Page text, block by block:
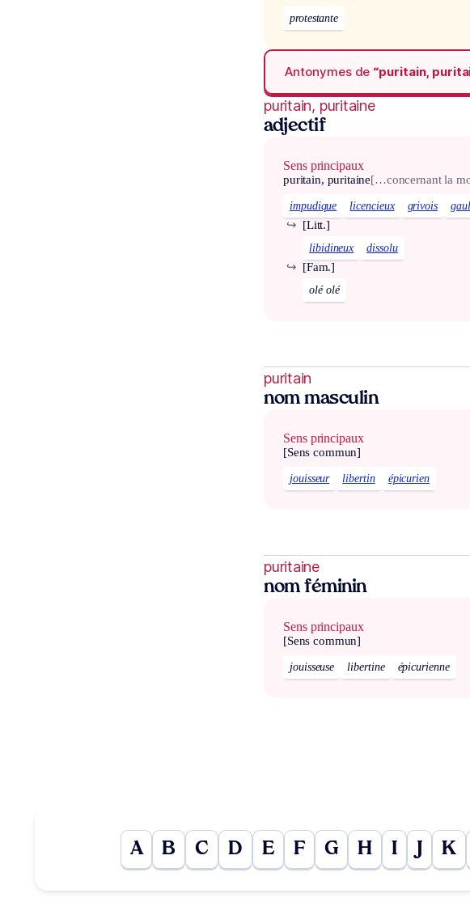
protestante
Antonymes de “puritain,
puritain, puritaine
adjectif
Sens principaux
puritain, puritaine[…concernant la
impudique licencieux grivois
[Litt.]
↪
libidineux dissolu
[Fam.]
↪
olé olé
puritain
nom masculin
Sens principaux
[Sens commun]
jouisseur libertin épicurien
puritaine
nom féminin
Sens principaux
[Sens commun]
jouisseuse libertine épicurienne
A B C D E F G H I K